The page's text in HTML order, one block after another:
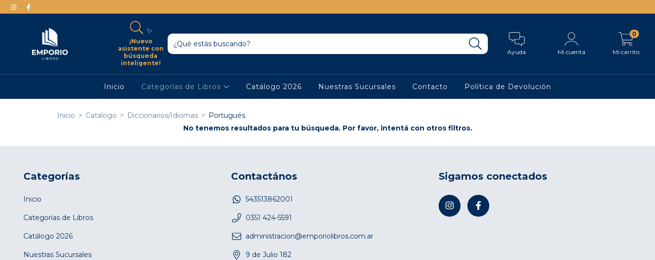
✨
¡Nuevo
asistente con
búsqueda
inteligente!
Ayuda Mi cuenta Mi carrito
0
Inicio Categorías de Libros Catálogo 2026 Nuestras Sucursales Contacto Política de Devolución
Inicio > Catalogo > Diccionarios/Idiomas > Portugués
No tenemos resultados para tu búsqueda. Por favor, intentá con otros filtros.
Categorías
Inicio
Categorías de Libros
Catálogo 2026
Nuestras Sucursales
Contactános
543513862001
0351 424-5591
administracion@emporiolibros.com.ar
9 de Julio 182
Sigamos conectados